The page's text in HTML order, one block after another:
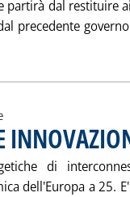
partirà dal restituire
precedente
di
dell'Europa a 25.